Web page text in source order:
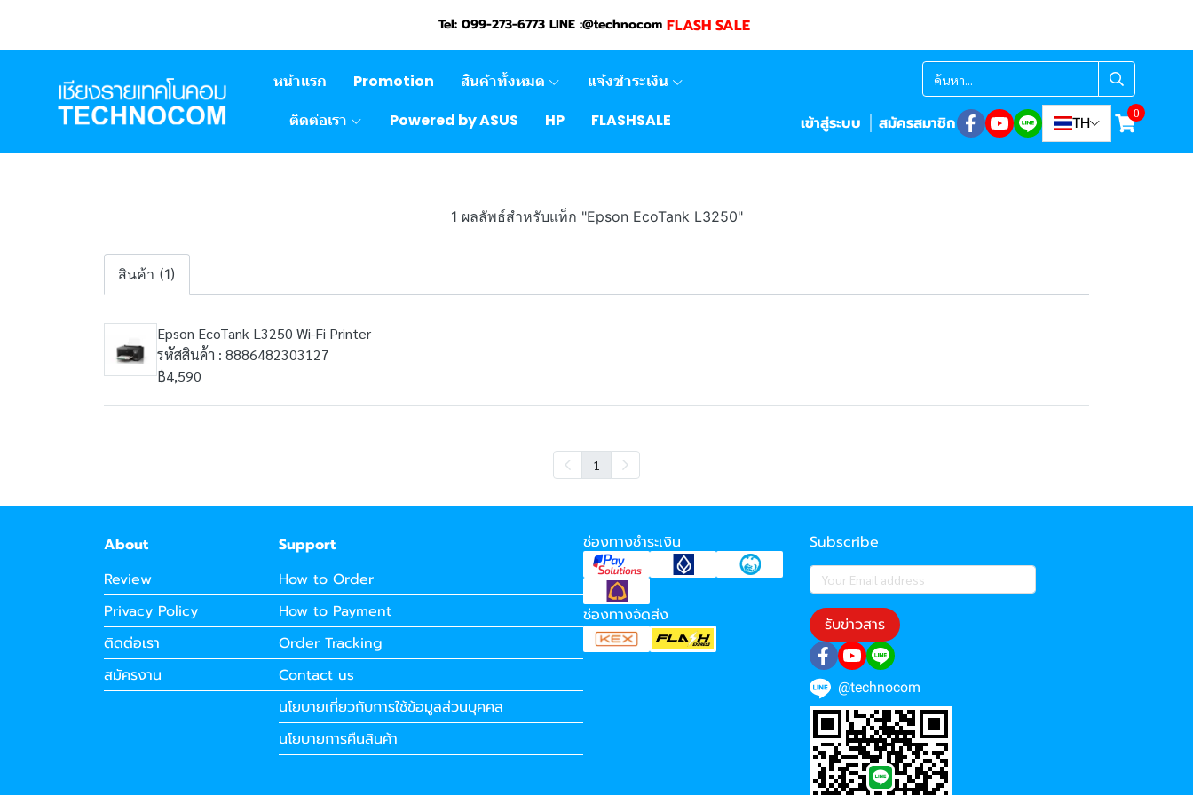
Tel: 099-273-6773 LINE :@technocom FLASH SALE
หน้าแรก Promotion สินค้าทั้งหมด
แจ้งชำระเงิน
ติดต่อเรา
Powered by ASUS HP FLASHSALE เข้าสู่ระบบ สมัครสมาชิก TH 0
1 ผลลัพธ์สำหรับแท็ก "Epson EcoTank L3250"
สินค้า (1)
Epson EcoTank L3250 Wi-Fi Printer
รหัสสินค้า : 8886482303127
฿4,590
1
About
Review
Privacy Policy
ติดต่อเรา
สมัครงาน
Support
How to Order
How to Payment
Order Tracking
Contact us
นโยบายเกี่ยวกับการใช้ข้อมูลส่วนบุคคล
นโยบายการคืนสินค้า
ช่องทางชำระเงิน
ช่องทางจัดส่ง
Subscribe
รับข่าวสาร
@technocom